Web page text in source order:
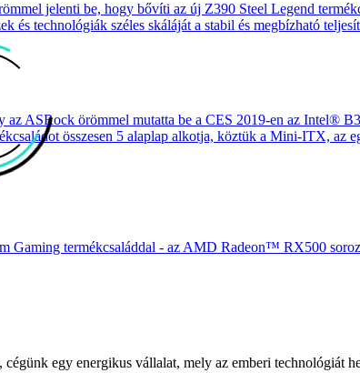
jelenti be, hogy bővíti az új Z390 Steel Legend
technológiák széles skáláját a stabil és megbízható
ASRock örömmel mutatta be a CES 2019-en az Intel®
összesen 5 alaplap alkotja, köztük a Mini-ITX, az
Gaming termékcsaláddal - az AMD Radeon™ RX500
egy energikus vállalat, mely az emberi technológiát